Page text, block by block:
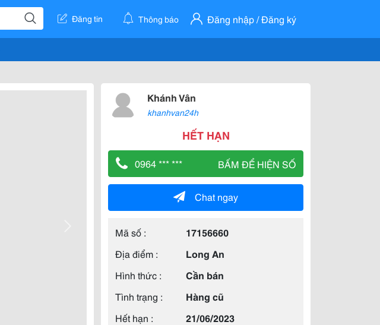
Đăng tin Thông báo Đăng nhập / Đăng ký
Khánh Vân
khanhvan24h
HẾT HẠN
0964 *** *** BẤM ĐỂ HIỆN SỐ
Chat ngay
Mã số :
17156660
Địa điểm :
Long An
Hình thức :
Cần bán
Tình trạng :
Hàng cũ
Hết hạn :
21/06/2023